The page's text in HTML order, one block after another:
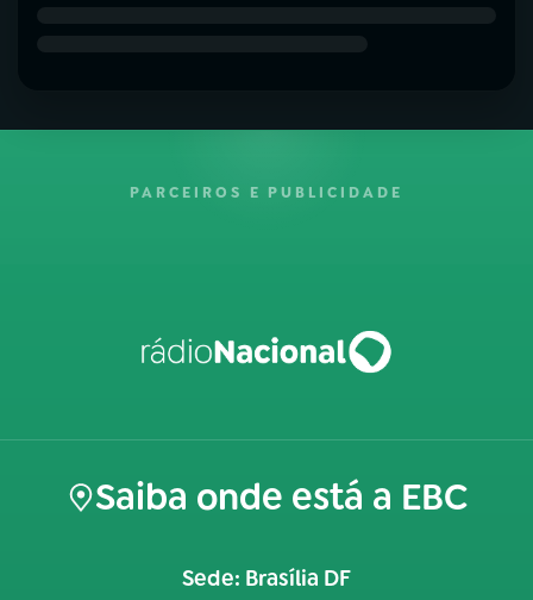
PARCEIROS E PUBLICIDADE
Saiba onde está a EBC
Sede: Brasília DF